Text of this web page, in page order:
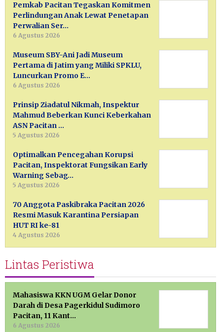
Pemkab Pacitan Tegaskan Komitmen
Perlindungan Anak Lewat Penetapan
Perwalian Ser…
6 Agustus 2026
Museum SBY-Ani Jadi Museum
Pertama di Jatim yang Miliki SPKLU,
Luncurkan Promo E…
6 Agustus 2026
Prinsip Ziadatul Nikmah, Inspektur
Mahmud Beberkan Kunci Keberkahan
ASN Pacitan …
5 Agustus 2026
Optimalkan Pencegahan Korupsi
Pacitan, Inspektorat Fungsikan Early
Warning Sebag…
5 Agustus 2026
70 Anggota Paskibraka Pacitan 2026
Resmi Masuk Karantina Persiapan
HUT RI ke-81
4 Agustus 2026
Lintas Peristiwa
Mahasiswa KKN UGM Gelar Donor
Darah di Desa Pagerkidul Sudimoro
Pacitan, 11 Kant…
6 Agustus 2026